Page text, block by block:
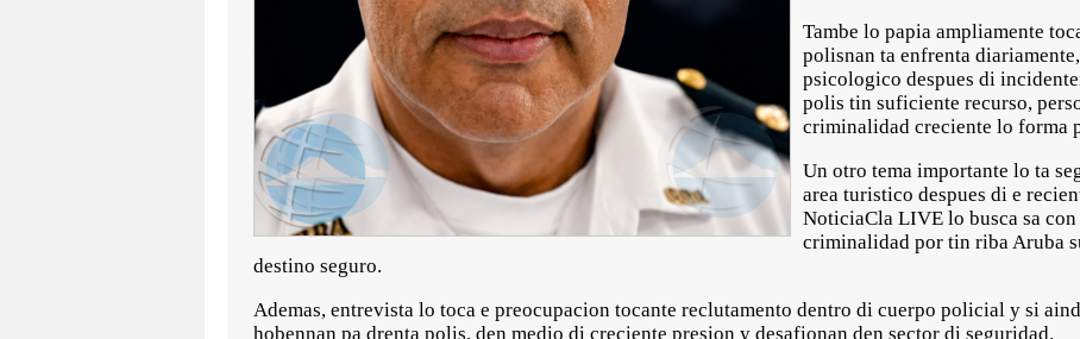
Tambe lo papia ampliamente
polisnan ta enfrenta
psicologico despues di
polis tin suficiente recurso,
criminalidad creciente lo forma
Un otro tema importante lo ta
area turistico despues di e
NoticiaCla LIVE lo busca sa
criminalidad por tin riba Aruba
destino seguro.
Ademas, entrevista lo toca e preocupacion tocante reclutamento dentro di cuerpo policial y si
hobennan pa drenta polis, den medio di creciente presion y desafionan den sector di seguridad.